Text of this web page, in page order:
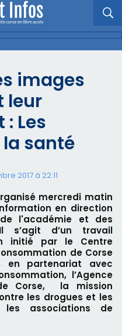
images
leur
Les
santé
2017 à 22:11
mercredi matin
en direction
l'académie et des
s’agit d’un travail
initié par le Centre
de Corse
en partenariat avec
l’Agence
Corse, la mission
les drogues et les
associations de